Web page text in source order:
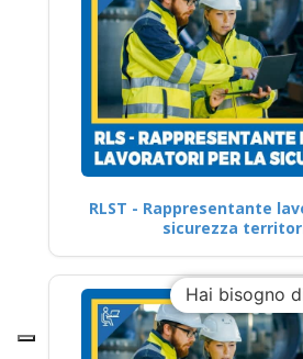
RLST - Rappresentante
sicurezza
Hai bisogno